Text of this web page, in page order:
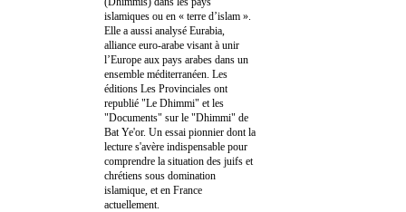
islamiques ou en « terre d’islam ».
Elle a aussi analysé Eurabia,
alliance euro-arabe visant à unir
l’Europe aux pays arabes dans un
ensemble méditerranéen. Les
éditions Les Provinciales ont
republié "Le Dhimmi" et les
"Documents" sur le "Dhimmi" de
Bat Ye'or. Un essai pionnier dont la
lecture s'avère indispensable pour
comprendre la situation des juifs et
chrétiens sous domination
islamique, et en France
actuellement.